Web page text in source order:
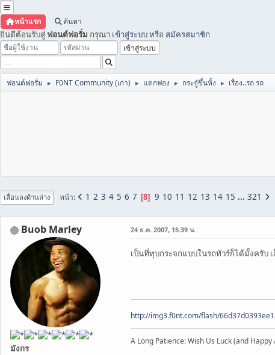
หน้าแรก ค้นหา
ยินดีต้อนรับสู่ ฟอนต์ฟอรั่ม กรุณา เข้าสู่ระบบหรือ สมัครสมาชิก
ฟอนต์ฟอรั่ม ► F0NT Community (เก่า) ► แตกฟอง ► กระจู๋ขึ้นหิ้ง ► เรื่อง..รถ รถ
เลื่อนลงด้านล่าง หน้า 1 2 3 4 5 6 7 8 9 10 11 12 13 14 15 ... 321
Buob Marley
มังกร
24 ธ.ค. 2007, 15:39 น.
เป็นที่ทุบกระจกแบบในรถทัวร์ก็ได้มั้งครับ
http://img3.f0nt.com/flash/
A Long Patience: Wish Us Luck (and